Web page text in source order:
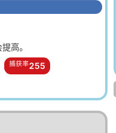
高。
捕获率255